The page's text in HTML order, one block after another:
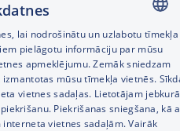
LATVIAN
RUSSIAN
ENGLISH
lai nodrošinātu un uzlabotu tīmekļa
pielāgotu informāciju par mūsu
apmeklējumu. Zemāk sniedzam
mūsu tīmekļa vietnēs.
vietnes sadaļas. Lietotājam
Piekrišanas sniegšana, kā
vietnes sadaļām. Vairāk